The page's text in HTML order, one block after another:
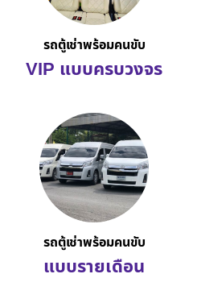
รถตู้เช่าพร้อมคนขับ
VIP แบบครบวงจร
รถตู้เช่าพร้อมคนขับ
แบบรายเดือน